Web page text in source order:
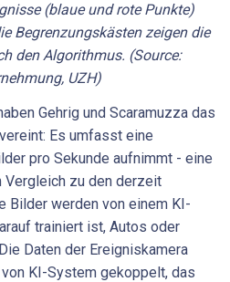
(blaue und rote Punkte)
Begrenzungskästen zeigen die
den Algorithmus. (Source:
UZH)
Gehrig und Scaramuzza das
Es umfasst eine
pro Sekunde aufnimmt - eine
zu den derzeit
Bilder werden von einem KI-
trainiert ist, Autos oder
Daten der Ereigniskamera
KI-System gekoppelt, das